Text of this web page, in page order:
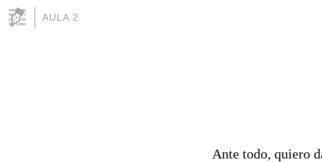
AULA 2
Ante todo, quiero